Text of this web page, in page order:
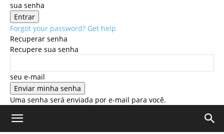
sua senha
Forgot your password? Get help
Recuperar senha
Recupere sua senha
seu e-mail
Uma senha será enviada por e-mail para você.